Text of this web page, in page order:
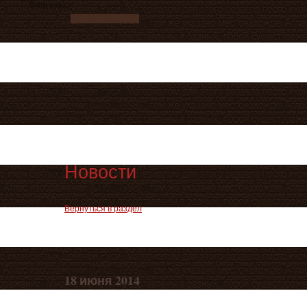
Ваш заказ
Новости
Вернуться в раздел
18 июня 2014